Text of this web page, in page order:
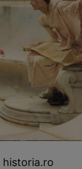
historia.ro